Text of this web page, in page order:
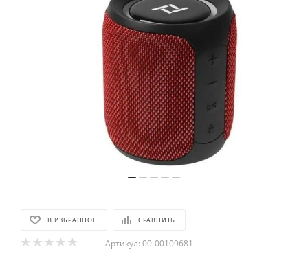
В ИЗБРАННОЕ СРАВНИТЬ
Артикул: 00-00109681